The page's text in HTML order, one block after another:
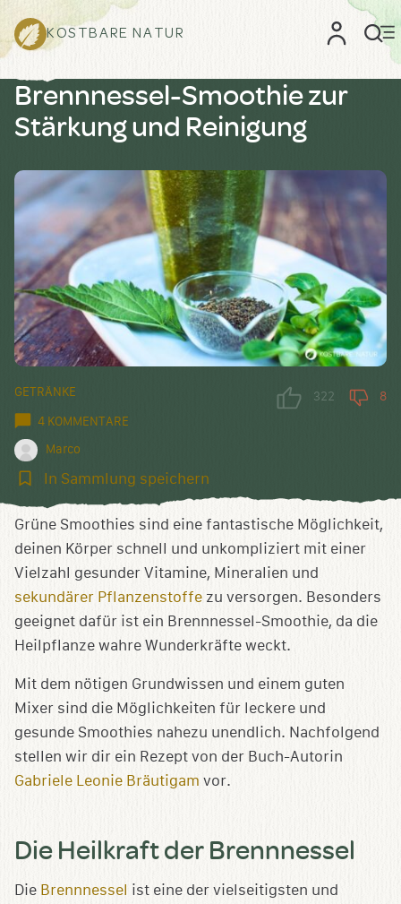
KOSTBARE NATUR
Brennnessel-Smoothie zur
Stärkung und Reinigung
GETRÄNKE
4 KOMMENTARE
Marco
322 8
In
speichern
In Sammlung speichern
Grüne Smoothies sind eine fantastische Möglichkeit,
deinen Körper schnell und unkompliziert mit einer
Vielzahl gesunder Vitamine, Mineralien und
sekundärer Pflanzenstoffe zu versorgen. Besonders
geeignet dafür ist ein Brennnessel-Smoothie, da die
Heilpflanze wahre Wunderkräfte weckt.
Mit dem nötigen Grundwissen und einem guten
Mixer sind die Möglichkeiten für leckere und
gesunde Smoothies nahezu unendlich. Nachfolgend
stellen wir dir ein Rezept von der Buch-Autorin
Gabriele Leonie Bräutigam vor.
Die Heilkraft der Brennnessel
Die Brennnessel ist eine der vielseitigsten und